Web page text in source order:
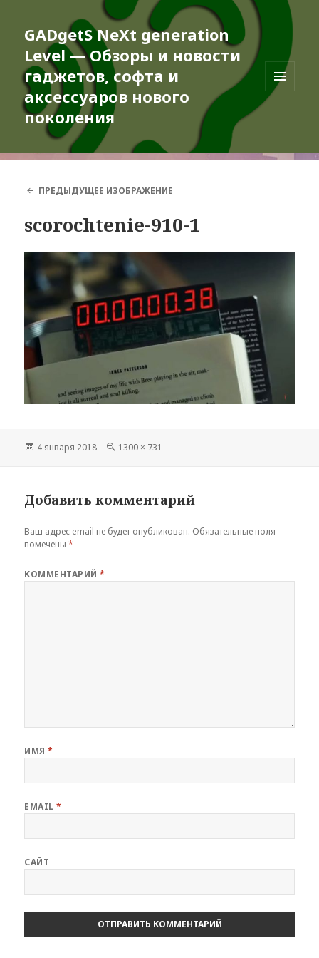
GADgetS NeXt generation
Level — Обзоры и новости
гаджетов, софта и
аксессуаров нового
поколения
МЕНЮ
ПРЕДЫДУЩЕЕ ИЗОБРАЖЕНИЕ
scorochtenie-910-1
Опубликовано
4 января 2018
Полный
1300 × 731
Добавить комментарий
Ваш адрес email не будет опубликован. Обязательные поля
помечены*
КОММЕНТАРИЙ*
ИМЯ*
EMAIL*
САЙТ